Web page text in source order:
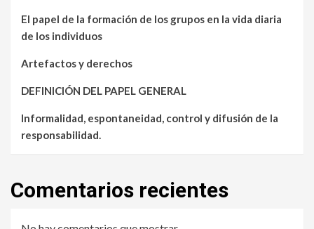
El papel de la formación de los grupos en la vida diaria
de los individuos
Artefactos y derechos
DEFINICIÓN DEL PAPEL GENERAL
Informalidad, espontaneidad, control y difusión de la
responsabilidad.
Comentarios recientes